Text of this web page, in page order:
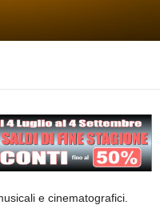
e cinematografici.